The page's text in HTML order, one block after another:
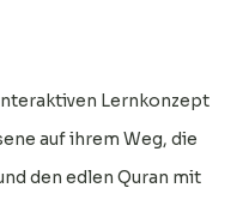
Lernkonzept
auf ihrem Weg, die
den edlen Quran mit